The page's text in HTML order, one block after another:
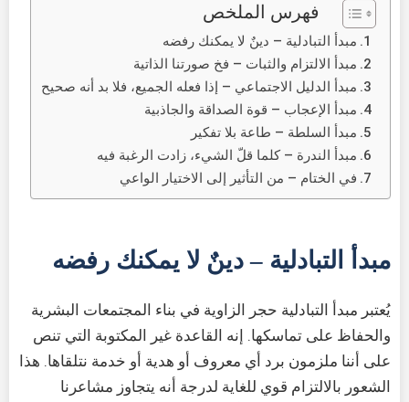
فهرس الملخص
مبدأ التبادلية – دينٌ لا يمكنك رفضه
مبدأ الالتزام والثبات – فخ صورتنا الذاتية
مبدأ الدليل الاجتماعي – إذا فعله الجميع، فلا بد أنه صحيح
مبدأ الإعجاب – قوة الصداقة والجاذبية
مبدأ السلطة – طاعة بلا تفكير
مبدأ الندرة – كلما قلّ الشيء، زادت الرغبة فيه
في الختام – من التأثير إلى الاختيار الواعي
مبدأ التبادلية – دينٌ لا يمكنك رفضه
يُعتبر مبدأ التبادلية حجر الزاوية في بناء المجتمعات البشرية
والحفاظ على تماسكها. إنه القاعدة غير المكتوبة التي تنص
على أننا ملزمون برد أي معروف أو هدية أو خدمة نتلقاها. هذا
الشعور بالالتزام قوي للغاية لدرجة أنه يتجاوز مشاعرنا